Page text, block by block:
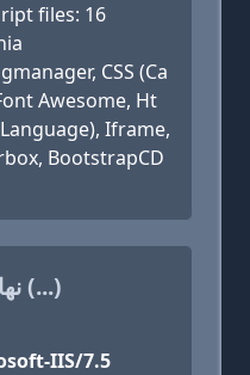
files: 16
CSS (Ca
Awesome, Ht
Iframe,
BootstrapCD
نهاد کتابخانه های عمومی (...)
IIS/7.5